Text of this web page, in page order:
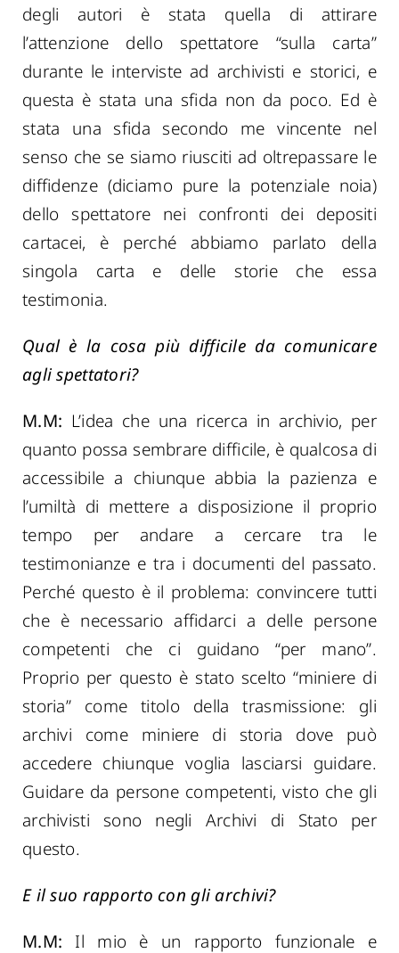
degli autori è stata quella di attirare
l’attenzione dello spettatore “sulla carta”
durante le interviste ad archivisti e storici, e
questa è stata una sfida non da poco. Ed è
stata una sfida secondo me vincente nel
senso che se siamo riusciti ad oltrepassare le
diffidenze (diciamo pure la potenziale noia)
dello spettatore nei confronti dei depositi
cartacei, è perché abbiamo parlato della
singola carta e delle storie che essa
testimonia.
Qual è la cosa più difficile da comunicare
agli spettatori?
M.M: L’idea che una ricerca in archivio, per
quanto possa sembrare difficile, è qualcosa di
accessibile a chiunque abbia la pazienza e
l’umiltà di mettere a disposizione il proprio
tempo per andare a cercare tra le
testimonianze e tra i documenti del passato.
Perché questo è il problema: convincere tutti
che è necessario affidarci a delle persone
competenti che ci guidano “per mano”.
Proprio per questo è stato scelto “miniere di
storia” come titolo della trasmissione: gli
archivi come miniere di storia dove può
accedere chiunque voglia lasciarsi guidare.
Guidare da persone competenti, visto che gli
archivisti sono negli Archivi di Stato per
questo.
E il suo rapporto con gli archivi?
M.M: Il mio è un rapporto funzionale e